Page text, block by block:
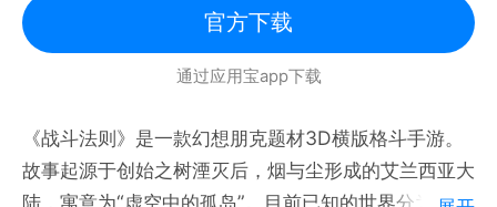
官方下载
通过应用宝app下载
《战斗法则》是一款幻想朋克题材3D横版格斗手游。
故事起源于创始之树湮灭后，烟与尘形成的艾兰西亚大
陆，寓意为“虚空中的孤岛”。目前已知的世界分为三